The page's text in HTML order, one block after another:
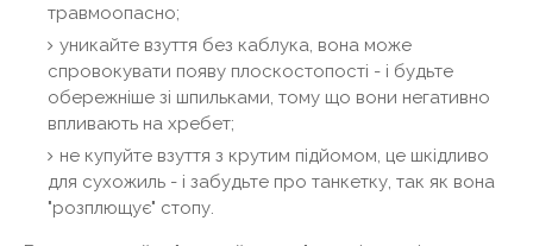
травмоопасно;
уникайте взуття без каблука, вона може
спровокувати появу плоскостопості - і будьте
обережніше зі шпильками, тому що вони негативно
впливають на хребет;
не купуйте взуття з крутим підйомом, це шкідливо
для сухожиль - і забудьте про танкетку, так як вона
"розплющує" стопу.